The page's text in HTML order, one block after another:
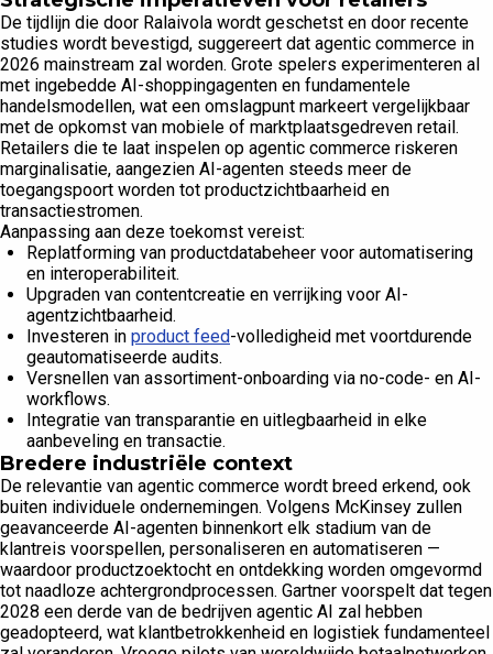
De tijdlijn die door Ralaivola wordt geschetst en door recente
studies wordt bevestigd, suggereert dat agentic commerce in
2026 mainstream zal worden. Grote spelers experimenteren al
met ingebedde AI-shoppingagenten en fundamentele
handelsmodellen, wat een omslagpunt markeert vergelijkbaar
met de opkomst van mobiele of marktplaatsgedreven retail.
Retailers die te laat inspelen op agentic commerce riskeren
marginalisatie, aangezien AI-agenten steeds meer de
toegangspoort worden tot productzichtbaarheid en
transactiestromen.
Aanpassing aan deze toekomst vereist:
Replatforming van productdatabeheer voor automatisering
en interoperabiliteit.
Upgraden van contentcreatie en verrijking voor AI-
agentzichtbaarheid.
Investeren in product feed-volledigheid met voortdurende
geautomatiseerde audits.
Versnellen van assortiment-onboarding via no-code- en AI-
workflows.
Integratie van transparantie en uitlegbaarheid in elke
aanbeveling en transactie.
Bredere industriële context
De relevantie van agentic commerce wordt breed erkend, ook
buiten individuele ondernemingen. Volgens McKinsey zullen
geavanceerde AI-agenten binnenkort elk stadium van de
klantreis voorspellen, personaliseren en automatiseren —
waardoor productzoektocht en ontdekking worden omgevormd
tot naadloze achtergrondprocessen. Gartner voorspelt dat tegen
2028 een derde van de bedrijven agentic AI zal hebben
geadopteerd, wat klantbetrokkenheid en logistiek fundamenteel